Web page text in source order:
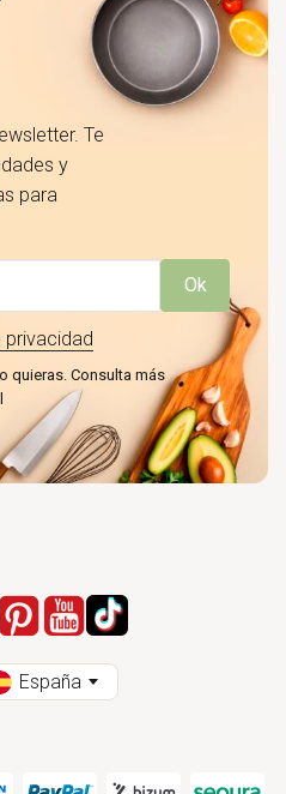
Te
y
para
Ok
privacidad
quieras. Consulta más
España